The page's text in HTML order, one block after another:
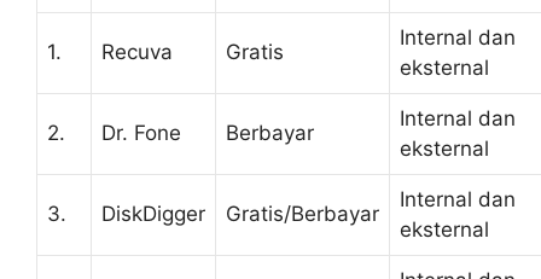
1. Recuva Gratis
Internal dan
eksternal
2. Dr. Fone Berbayar
Internal dan
eksternal
3. DiskDigger Gratis/Berbayar
Internal dan
eksternal